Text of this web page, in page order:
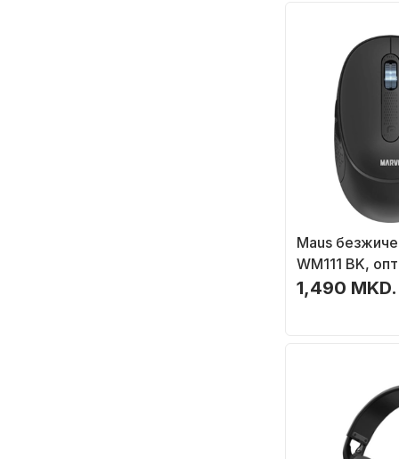
Maus
WM111 BK,
DPI, црн
1,490 MKD.